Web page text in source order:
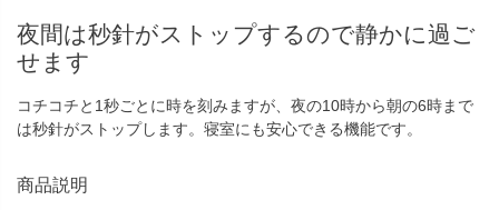
夜間は秒針がストップするので静かに過ご
せます
コチコチと1秒ごとに時を刻みますが、夜の10時から朝の6時まで
は秒針がストップします。寝室にも安心できる機能です。
商品説明